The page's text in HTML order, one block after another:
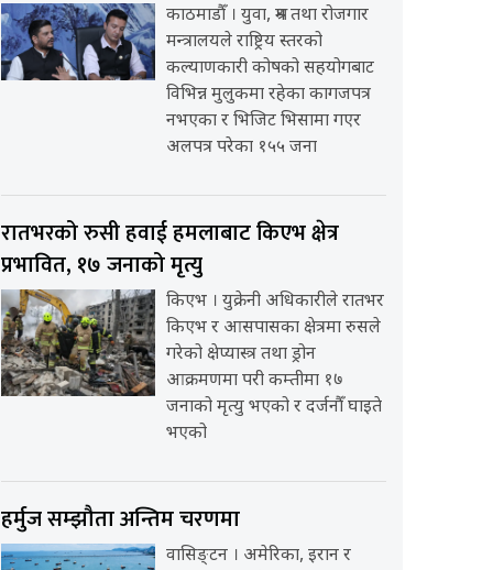
काठमाडौँ । युवा, श्रम तथा रोजगार
मन्त्रालयले राष्ट्रिय स्तरको
कल्याणकारी कोषको सहयोगबाट
विभिन्न मुलुकमा रहेका कागजपत्र
नभएका र भिजिट भिसामा गएर
अलपत्र परेका १५५ जना
रातभरको रुसी हवाई हमलाबाट किएभ क्षेत्र
प्रभावित, १७ जनाको मृत्यु
किएभ । युक्रेनी अधिकारीले रातभर
किएभ र आसपासका क्षेत्रमा रुसले
गरेको क्षेप्यास्त्र तथा ड्रोन
आक्रमणमा परी कम्तीमा १७
जनाको मृत्यु भएको र दर्जनौँ घाइते
भएको
हर्मुज सम्झौता अन्तिम चरणमा
वासिङ्टन । अमेरिका, इरान र